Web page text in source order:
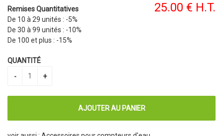
25.00 € H.T.
Remises Quantitatives
De 10 à 29 unités : -5%
De 30 à 99 unités : -10%
De 100 et plus : -15%
QUANTITÉ